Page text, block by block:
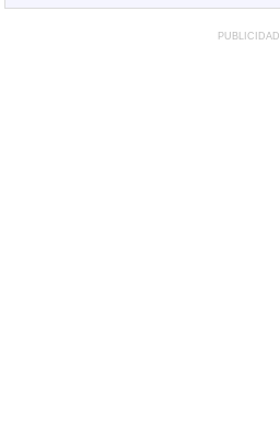
PUBLICIDAD